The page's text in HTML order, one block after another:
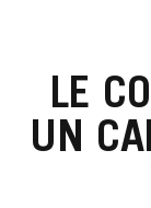
LE
UN